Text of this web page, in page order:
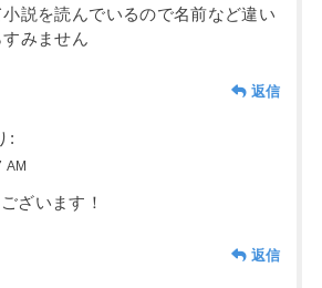
説を読んでいるので名前など違い
みません
返信
:
AM
ざいます！
返信